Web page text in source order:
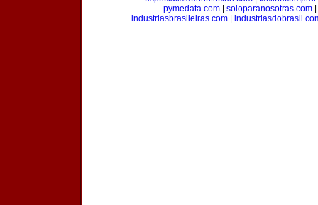
pymedata.com
soloparanosotras.com
industriasbrasileiras.com|